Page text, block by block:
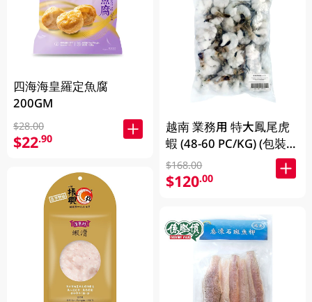
四海海皇羅定魚腐
200GM
$28.00
$22.90
越南 業務用 特大鳳尾虎
蝦 (48-60 PC/KG) (包裝及
品牌隨機發放)
$168.00
$120.00